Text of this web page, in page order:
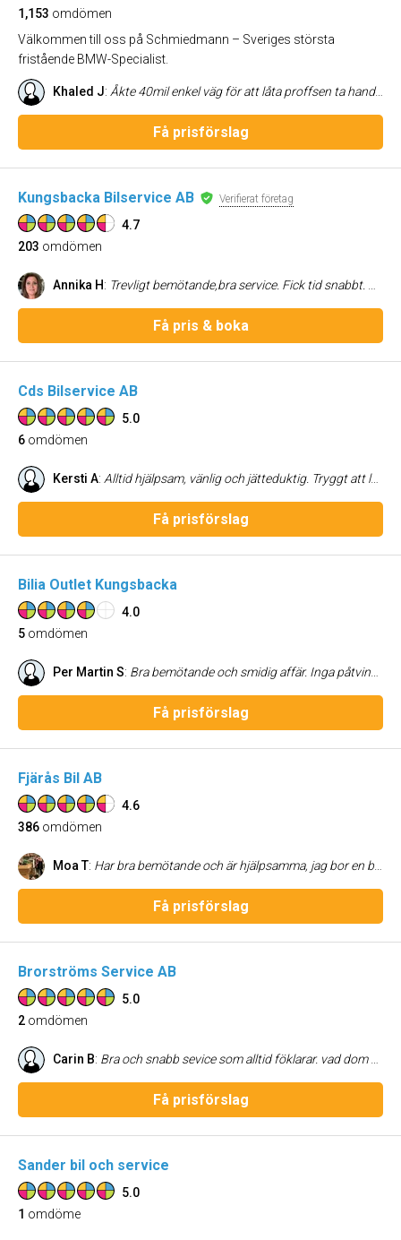
1,153 omdömen
Välkommen till oss på Schmiedmann – Sveriges största
fristående BMW-Specialist.
Khaled J: Åkte 40mil enkel väg för att låta proffsen ta hand om pärlan. Riktigt nöjd med Schmiedmann. Gjorde service av vår 530d och allt från bokning till betalning gick smidigt till. Mycket trevligt bemötande och bra rimliga priser. Kommer definitivt tillbaka!
Få prisförslag
Kungsbacka Bilservice AB Verifierat företag
4.7
203 omdömen
Annika H: Trevligt bemötande,bra service. Fick tid snabbt. Bra utfört arbete.
Få pris & boka
Cds Bilservice AB
5.0
6 omdömen
Kersti A: Alltid hjälpsam, vänlig och jätteduktig. Tryggt att lämna sin bil till Cds.
Få prisförslag
Bilia Outlet Kungsbacka
4.0
5 omdömen
Per Martin S: Bra bemötande och smidig affär. Inga påtvingade delar o affären utan ett rimligt resonemang och till bra pris på bil och vinterdäck! Rekommenderas
Få prisförslag
Fjärås Bil AB
4.6
386 omdömen
Moa T: Har bra bemötande och är hjälpsamma, jag bor en bit bort men är så nöjd med Thomas att jag lämnar bilen där för lagning. Är grymt nöjd och rekommenderar Fjärås bil! 👌🏻
Få prisförslag
Brorströms Service AB
5.0
2 omdömen
Carin B: Bra och snabb sevice som alltid föklarar. vad dom gjort Och alltid glatt bemötande !
Få prisförslag
Sander bil och service
5.0
1 omdöme